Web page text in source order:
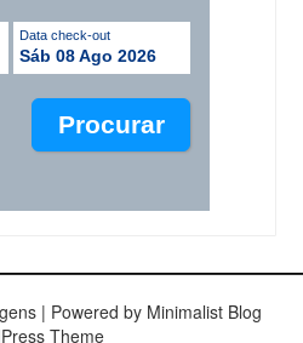
Data check-out
Sáb 08 Ago 2026
| Powered by Minimalist Blog
Theme